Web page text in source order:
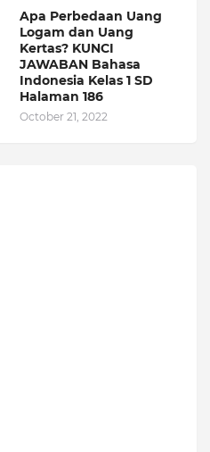
Apa Perbedaan Uang
Logam dan Uang
Kertas? KUNCI
JAWABAN Bahasa
Indonesia Kelas 1 SD
Halaman 186
October 21, 2022